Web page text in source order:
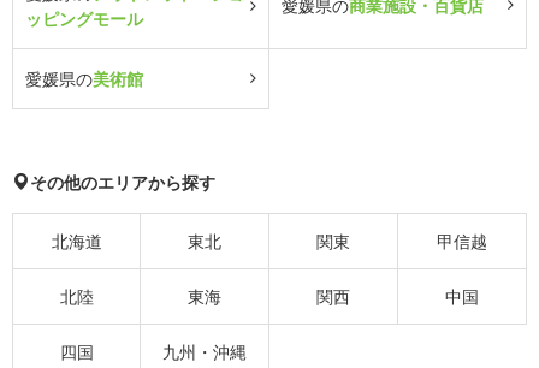
ッピングモール
愛媛県の商業施設・百貨店
愛媛県の美術館
その他のエリアから探す
北海道 東北 関東 甲信越
北陸 東海 関西 中国
四国 九州・沖縄